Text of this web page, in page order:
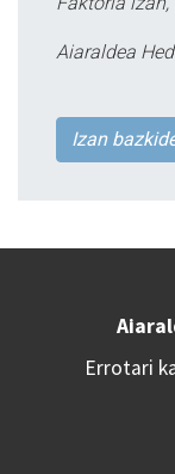
Aiaraldea
Izan
Errotari